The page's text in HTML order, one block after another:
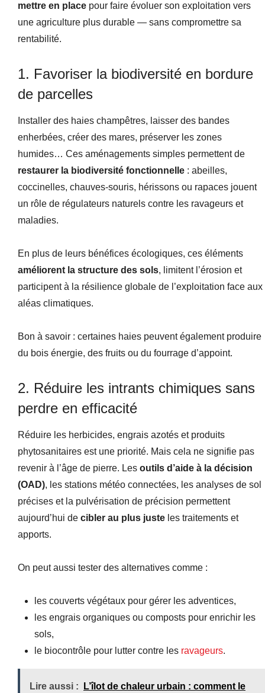
mettre en place pour faire évoluer son exploitation vers
une agriculture plus durable — sans compromettre sa
rentabilité.
1. Favoriser la biodiversité en bordure
de parcelles
Installer des haies champêtres, laisser des bandes
enherbées, créer des mares, préserver les zones
humides… Ces aménagements simples permettent de
restaurer la biodiversité fonctionnelle : abeilles,
coccinelles, chauves-souris, hérissons ou rapaces jouent
un rôle de régulateurs naturels contre les ravageurs et
maladies.
En plus de leurs bénéfices écologiques, ces éléments
améliorent la structure des sols, limitent l’érosion et
participent à la résilience globale de l’exploitation face aux
aléas climatiques.
Bon à savoir : certaines haies peuvent également produire
du bois énergie, des fruits ou du fourrage d’appoint.
2. Réduire les intrants chimiques sans
perdre en efficacité
Réduire les herbicides, engrais azotés et produits
phytosanitaires est une priorité. Mais cela ne signifie pas
revenir à l’âge de pierre. Les outils d’aide à la décision
(OAD), les stations météo connectées, les analyses de sol
précises et la pulvérisation de précision permettent
aujourd’hui de cibler au plus juste les traitements et
apports.
On peut aussi tester des alternatives comme :
les couverts végétaux pour gérer les adventices,
les engrais organiques ou composts pour enrichir les
sols,
le biocontrôle pour lutter contre les ravageurs.
Lire aussi : L’îlot de chaleur urbain : comment le